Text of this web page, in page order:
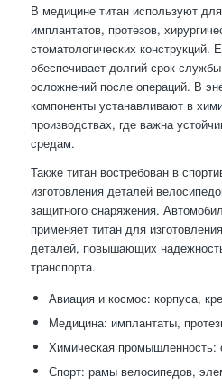
В медицине титан используют
имплантатов, протезов,
стоматологических конструкций.
обеспечивает долгий срок
осложнений после операций. В
компоненты устанавливают в
производствах, где важна
средам.
Также титан востребован в
изготовления деталей
защитного снаряжения.
применяет титан для
деталей, повышающих
транспорта.
Авиация и космос: корпуса,
Медицина: имплантаты,
Химическая промышленность:
Спорт: рамы велосипедов,